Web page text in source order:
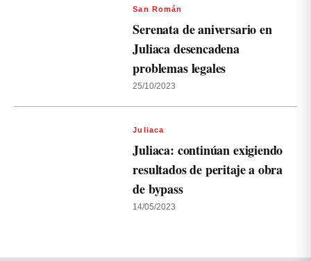
San Román
Serenata de aniversario en
Juliaca desencadena
problemas legales
25/10/2023
Juliaca
Juliaca: continúan exigiendo
resultados de peritaje a obra
de bypass
14/05/2023